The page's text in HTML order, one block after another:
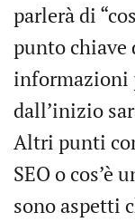
parlerà di
punto chiave
informazioni
dall’inizio
Altri punti
SEO o cos’è
sono aspetti